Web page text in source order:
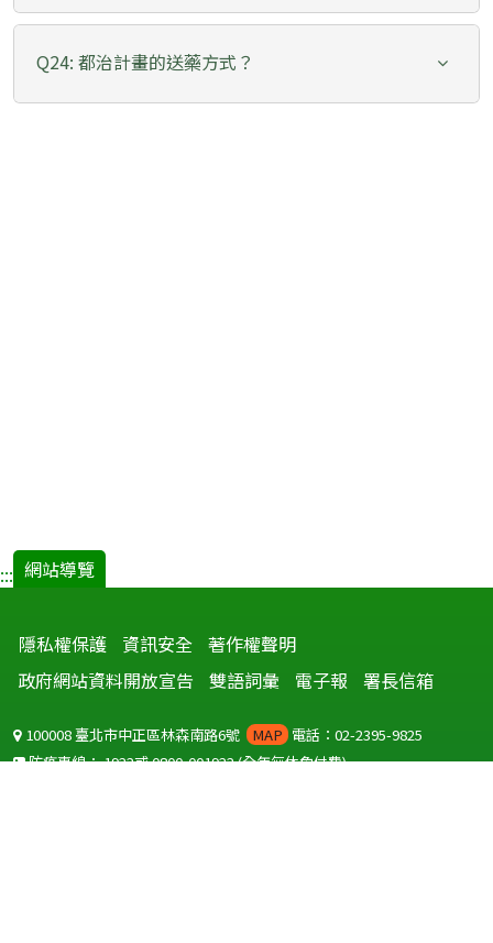
Q24: 都治計畫的送藥方式？
::: 網站導覽
隱私權保護 資訊安全 著作權聲明
政府網站資料開放宣告
雙語詞彙 電子報 署長信箱
100008 臺北市中正區林森南路6號 MAP 電話：02-2395-9825
防疫專線：1922或0800-001922(全年無休免付費)